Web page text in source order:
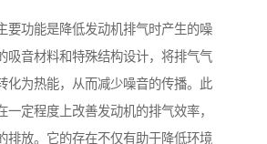
要功能是降低发动机排气时产生的噪
吸音材料和特殊结构设计，将排气气
化为热能，从而减少噪音的传播。此
一定程度上改善发动机的排气效率，
排放。它的存在不仅有助于降低环境